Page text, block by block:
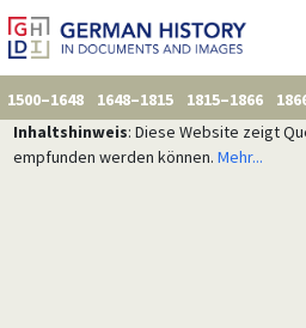
1500–1648 1648–1815 1815–1866
Inhaltshinweis: Diese Website zeigt
empfunden werden können. Mehr...